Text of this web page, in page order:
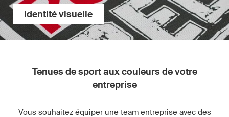
Identité visuelle
Tenues de sport aux couleurs de votre
entreprise
Vous souhaitez équiper une team entreprise avec des